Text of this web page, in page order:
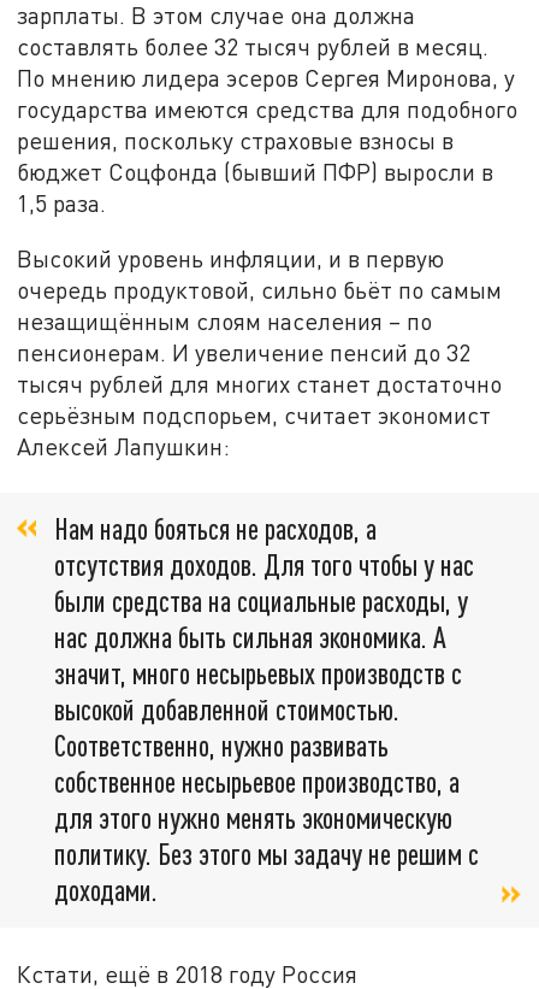
зарплаты. В этом случае она должна
составлять более 32 тысяч рублей в месяц.
По мнению лидера эсеров Сергея Миронова, у
государства имеются средства для подобного
решения, поскольку страховые взносы в
бюджет Соцфонда (бывший ПФР) выросли в
1,5 раза.
Высокий уровень инфляции, и в первую
очередь продуктовой, сильно бьёт по самым
незащищённым слоям населения – по
пенсионерам. И увеличение пенсий до 32
тысяч рублей для многих станет достаточно
серьёзным подспорьем, считает экономист
Алексей Лапушкин:
Нам надо бояться не расходов, а
отсутствия доходов. Для того чтобы у нас
были средства на социальные расходы, у
нас должна быть сильная экономика. А
значит, много несырьевых производств с
высокой добавленной стоимостью.
Соответственно, нужно развивать
собственное несырьевое производство, а
для этого нужно менять экономическую
политику. Без этого мы задачу не решим с
доходами.
Кстати, ещё в 2018 году Россия